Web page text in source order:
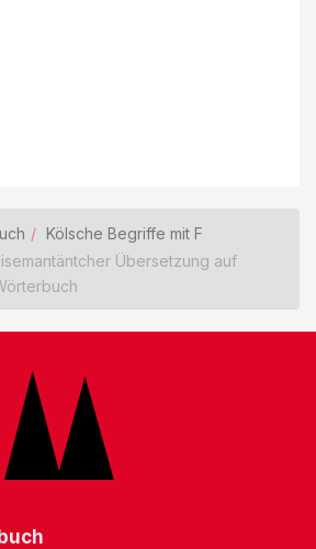
Kölsche Begriffe mit F
Übersetzung auf